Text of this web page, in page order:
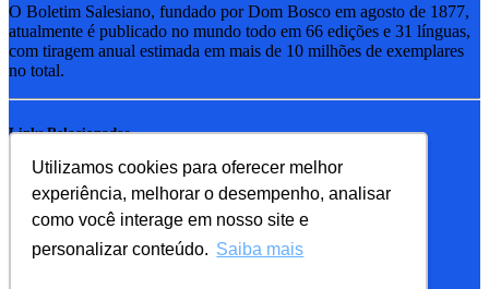
Utilizamos cookies para oferecer melhor
experiência, melhorar o desempenho, analisar
como você interage em nosso site e
personalizar conteúdo. Saiba mais
O Boletim Salesiano, fundado por Dom Bosco em agosto de 1877,
atualmente é publicado no mundo todo em 66 edições e 31 línguas,
com tiragem anual estimada em mais de 10 milhões de exemplares
no total.
Links Relacionados
RSB - Rede Salesiana Brasil
EDEBE - Editora
UPV - União pela Vida
Familia Salesiana